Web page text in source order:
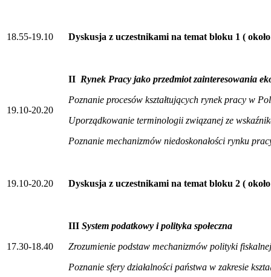
18.55-19.10 Dyskusja z uczestnikami na temat bloku 1 (
19.10-20.20
II Rynek Pracy jako przedmiot zainteresowania
Poznanie procesów kształtujących rynek pracy w
Uporządkowanie terminologii związanej ze
Poznanie mechanizmów niedoskonałości rynku
19.10-20.20 Dyskusja z uczestnikami na temat bloku 2 (
17.30-18.40
III System podatkowy i polityka społeczna
Zrozumienie podstaw mechanizmów polityki
Poznanie sfery działalności państwa w zakresie